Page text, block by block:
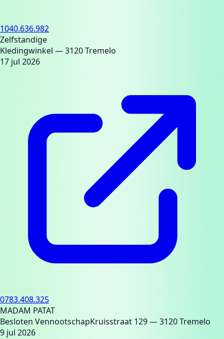
1040.636.982
Zelfstandige
Kledingwinkel — 3120 Tremelo
17 jul 2026
0783.408.325
MADAM PATAT
Besloten VennootschapKruisstraat 129— 3120 Tremelo
9 jul 2026